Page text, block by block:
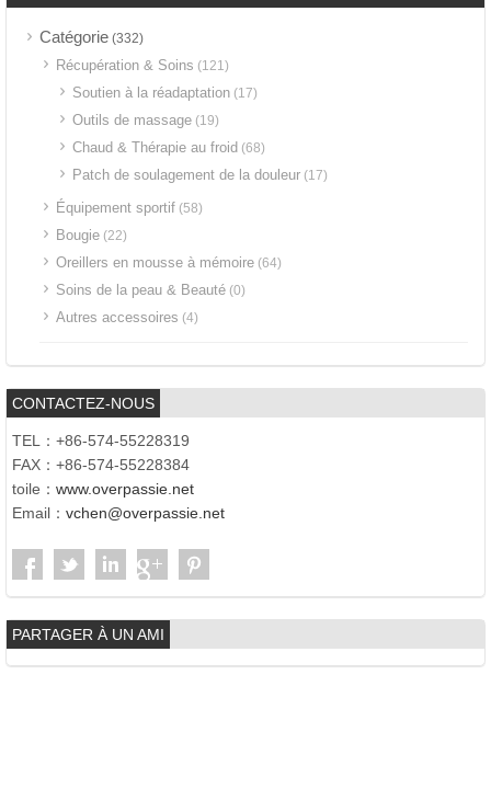
Catégorie (332)
Récupération & Soins (121)
Soutien à la réadaptation (17)
Outils de massage (19)
Chaud & Thérapie au froid (68)
Patch de soulagement de la douleur (17)
Équipement sportif (58)
Bougie (22)
Oreillers en mousse à mémoire (64)
Soins de la peau & Beauté (0)
Autres accessoires (4)
CONTACTEZ-NOUS
TEL：+86-574-55228319
FAX：+86-574-55228384
toile： www.overpassie.net
Email： vchen@overpassie.net
PARTAGER À UN AMI